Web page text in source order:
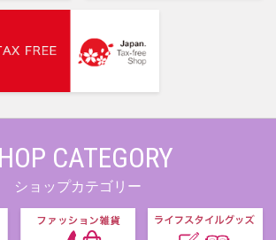
CATEGORY
ショップカテゴリー